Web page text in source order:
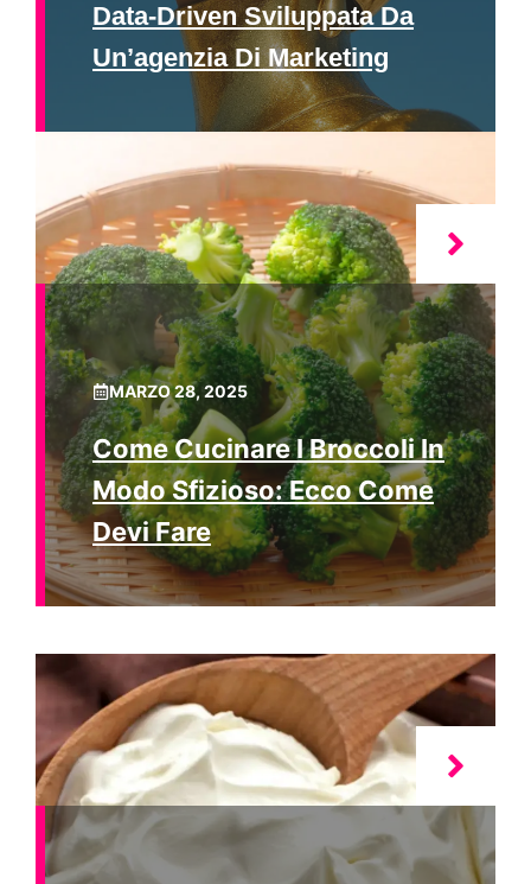
Data-Driven Sviluppata Da
Un’agenzia Di Marketing
MARZO 28, 2025
Come Cucinare I Broccoli In
Modo Sfizioso: Ecco Come
Devi Fare